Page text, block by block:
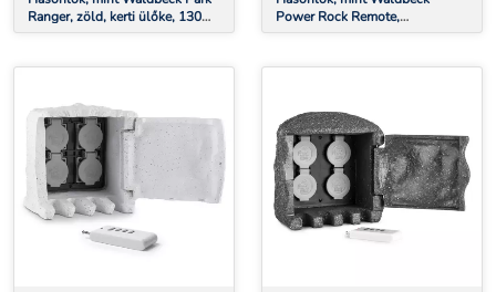
Ranger, zöld, kerti ülőke, 130
kg, mozgó, tárolóhely, acél
Power Rock Remote,
sötétszürke, kerti csatlakozó
távirányító, szikla